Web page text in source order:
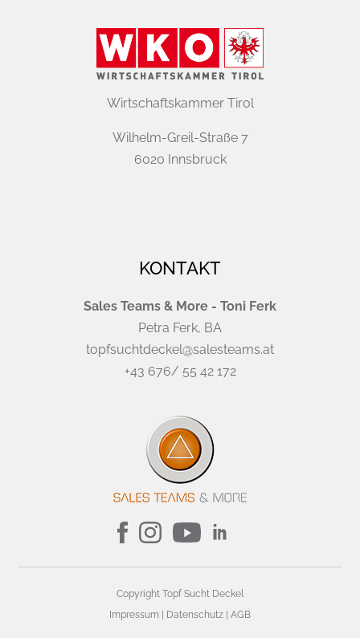
Wirtschaftskammer Tirol
Wilhelm-Greil-Straße 7
6020 Innsbruck
KONTAKT
Sales Teams & More - Toni Ferk
Petra Ferk, BA
topfsuchtdeckel@salesteams.at
+43 676/ 55 42 172
Copyright Topf Sucht Deckel
Impressum
Datenschutz AGB